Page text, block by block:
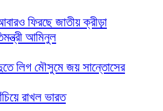
ফিরছে জাতীয় ক্রীড়া
আমিনুল
লিগ মৌসুমে জয় সান্তোসের
রাখল ভারত